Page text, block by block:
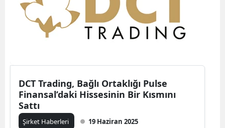
DCT Trading, Bağlı Ortaklığı Pulse
Finansal’daki Hissesinin Bir Kısmını
Sattı
Şirket Haberleri 19 Haziran 2025